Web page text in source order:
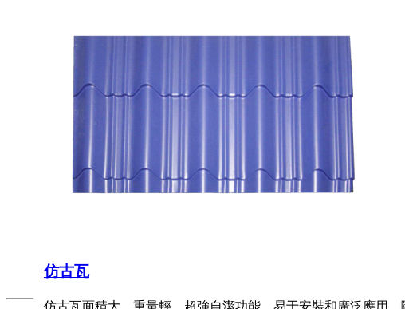
仿古瓦